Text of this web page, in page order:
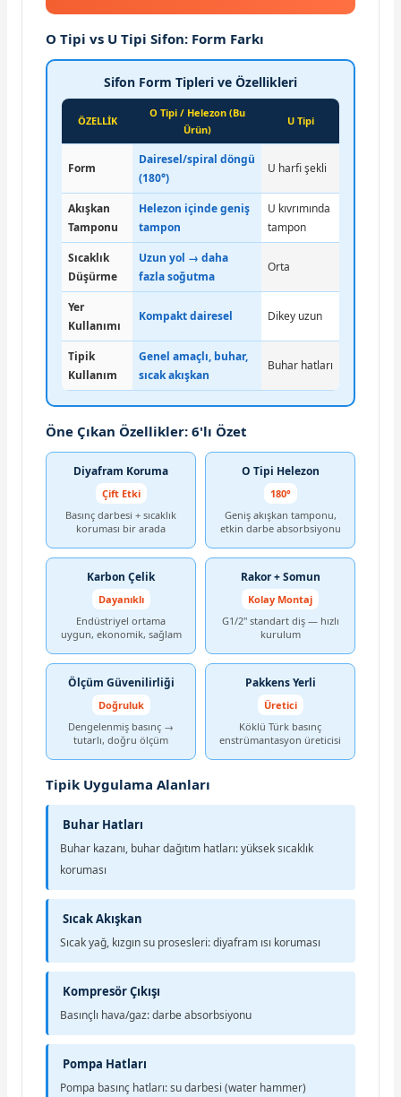
O Tipi vs U Tipi Sifon: Form Farkı
Sifon Form Tipleri ve Özellikleri
ÖZELLİK
O Tipi / Helezon (Bu
Ürün)
U Tipi
Form
Dairesel/spiral döngü
(180°)
U harfi şekli
Akışkan
Tamponu
Helezon içinde geniş
tampon
U kıvrımında
tampon
Sıcaklık
Düşürme
Uzun yol → daha
fazla soğutma
Orta
Yer
Kullanımı
Kompakt dairesel Dikey uzun
Tipik
Kullanım
Genel amaçlı, buhar,
sıcak akışkan
Buhar hatları
Öne Çıkan Özellikler: 6'lı Özet
Diyafram Koruma
Çift Etki
Basınç darbesi + sıcaklık
koruması bir arada
O Tipi Helezon
180°
Geniş akışkan tamponu,
etkin darbe absorbsiyonu
Karbon Çelik
Dayanıklı
Endüstriyel ortama
uygun, ekonomik, sağlam
Rakor + Somun
Kolay Montaj
G1/2'' standart diş — hızlı
kurulum
Ölçüm Güvenilirliği
Doğruluk
Dengelenmiş basınç →
tutarlı, doğru ölçüm
Pakkens Yerli
Üretici
Köklü Türk basınç
enstrümantasyon üreticisi
Tipik Uygulama Alanları
Buhar Hatları
Buhar kazanı, buhar dağıtım hatları: yüksek sıcaklık
koruması
Sıcak Akışkan
Sıcak yağ, kızgın su prosesleri: diyafram ısı koruması
Kompresör Çıkışı
Basınçlı hava/gaz: darbe absorbsiyonu
Pompa Hatları
Pompa basınç hatları: su darbesi (water hammer)